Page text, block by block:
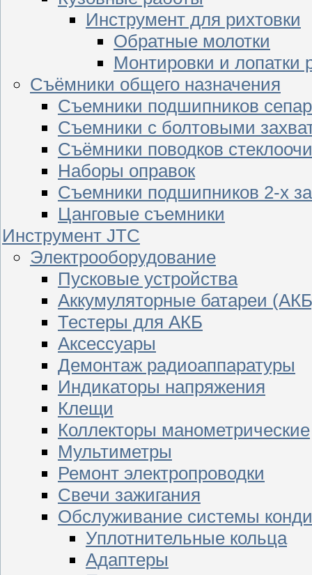
Инструмент для рихтовки
Обратные молотки
Монтировки и лопатки
Съёмники общего назначения
Съемники подшипников
Съемники с болтовыми
Съёмники поводков
Наборы оправок
Съемники подшипников 2-х
Цанговые съемники
Инструмент JTC
Электрооборудование
Пусковые устройства
Аккумуляторные батареи
Тестеры для АКБ
Аксессуары
Демонтаж радиоаппаратуры
Индикаторы напряжения
Клещи
Коллекторы манометрические
Мультиметры
Ремонт электропроводки
Свечи зажигания
Обслуживание системы
Уплотнительные кольца
Адаптеры